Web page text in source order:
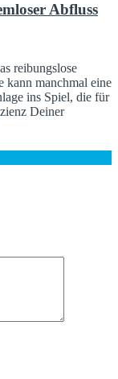
Abfluss
reibungslose
kann manchmal eine
ins Spiel, die für
Deiner